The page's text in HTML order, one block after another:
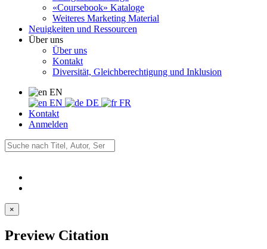
«Coursebook» Kataloge
Weiteres Marketing Material
Neuigkeiten und Ressourcen
Über uns
Über uns
Kontakt
Diversität, Gleichberechtigung und Inklusion
EN
EN
DE
FR
Kontakt
Anmelden
×
Preview Citation